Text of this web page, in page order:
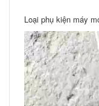
Loại phụ kiện máy